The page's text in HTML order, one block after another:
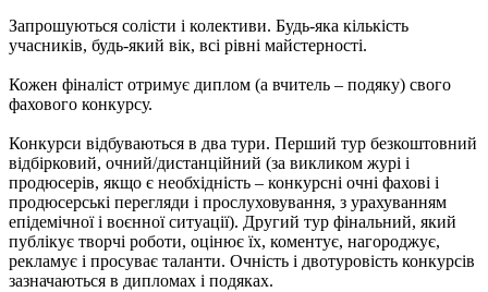
Запрошуються солісти і колективи. Будь-яка кількість
учасників, будь-який вік, всі рівні майстерності.
Кожен фіналіст отримує диплом (а вчитель – подяку) свого
фахового конкурсу.
Конкурси відбуваються в два тури. Перший тур безкоштовний
відбірковий, очний/дистанційний (за викликом журі і
продюсерів, якщо є необхідність – конкурсні очні фахові і
продюсерські перегляди і прослуховування, з урахуванням
епідемічної і воєнної ситуації). Другий тур фінальний, який
публікує творчі роботи, оцінює їх, коментує, нагороджує,
рекламує і просуває таланти. Очність і двотуровість конкурсів
зазначаються в дипломах і подяках.